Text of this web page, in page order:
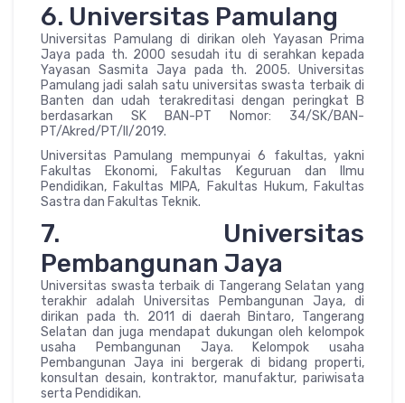
6. Universitas Pamulang
Universitas Pamulang di dirikan oleh Yayasan Prima
Jaya pada th. 2000 sesudah itu di serahkan kepada
Yayasan Sasmita Jaya pada th. 2005. Universitas
Pamulang jadi salah satu universitas swasta terbaik di
Banten dan udah terakreditasi dengan peringkat B
berdasarkan SK BAN-PT Nomor: 34/SK/BAN-
PT/Akred/PT/II/2019.
Universitas Pamulang mempunyai 6 fakultas, yakni
Fakultas Ekonomi, Fakultas Keguruan dan Ilmu
Pendidikan, Fakultas MIPA, Fakultas Hukum, Fakultas
Sastra dan Fakultas Teknik.
7. Universitas
Pembangunan Jaya
Universitas swasta terbaik di Tangerang Selatan yang
terakhir adalah Universitas Pembangunan Jaya, di
dirikan pada th. 2011 di daerah Bintaro, Tangerang
Selatan dan juga mendapat dukungan oleh kelompok
usaha Pembangunan Jaya. Kelompok usaha
Pembangunan Jaya ini bergerak di bidang properti,
konsultan desain, kontraktor, manufaktur, pariwisata
serta Pendidikan.